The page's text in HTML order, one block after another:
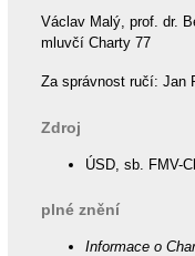
Václav Malý, prof. dr.
mluvčí Charty 77
Za správnost ručí: Jan
Zdroj
ÚSD, sb. FMV-
plné znění
Informace o